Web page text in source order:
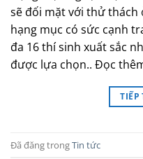
sẽ đối mặt với thử thách
hạng mục có sức cạnh
đa 16 thí sinh xuất sắc
được lựa chọn.. Đọc
TIẾP
Đã đăng trongTin tức